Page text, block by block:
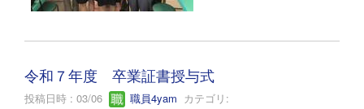
令和７年度 卒業証書授与式
投稿日時 : 03/06 職員4yam カテゴリ: